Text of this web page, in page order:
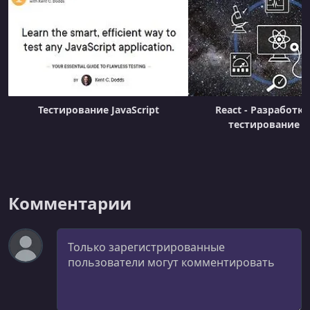
Mocking Fetch Part 2 Async Tests & Working With Data
УРОК 21. 00:18:48
Testing Loading States & More Pitfalls
00:09:05
Refactoring With Tests
00:04:31
Тестирование JavaScript
React -
тестирование
Комментарии
Комментарий